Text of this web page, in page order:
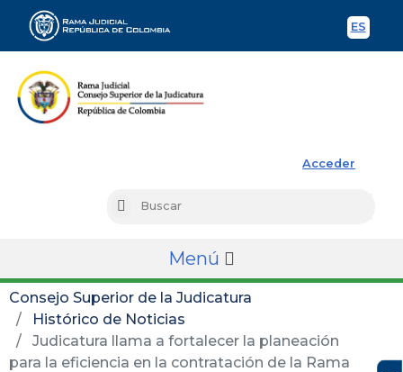
ES
Acceder
Buscar
Menú
Consejo Superior de la Judicatura
Histórico de Noticias
Judicatura llama a fortalecer la planeación
para la eficiencia en la contratación de la Rama